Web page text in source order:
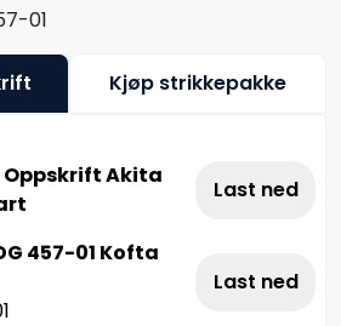
01
Kjøp strikkepakke
Oppskrift Akita
Last ned
457-01 Kofta
Last ned